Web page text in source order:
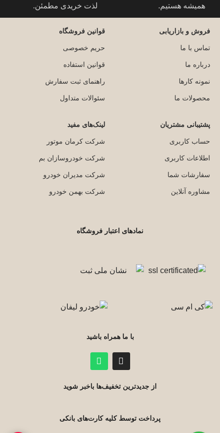
همیشه هستیم.
لذت خریدی مطمئن.
فروش و بازاریابی
تماس با ما
درباره ما
نمونه کارها
محصولات ما
قوانین فروشگاه
حریم خصوصی
قوانین استفاده
راهنمای ثبت سفارش
سئوالات متداول
پشتیبانی مشتریان
حساب کاربری
اطلاعات کاربری
سفارشات شما
مشاوره آنلاین
لینک‌های مفید
شرکت کرمان موتور
شرکت خودروسازان بم
شرکت مدیران خودرو
شرکت بهمن خودرو
نمادهای اعتبار فروشگاه
با ما همراه باشید
از جدیدترین تخفیف‌ها باخبر شوید
پرداخت توسط کلیه کارت‌های بانکی